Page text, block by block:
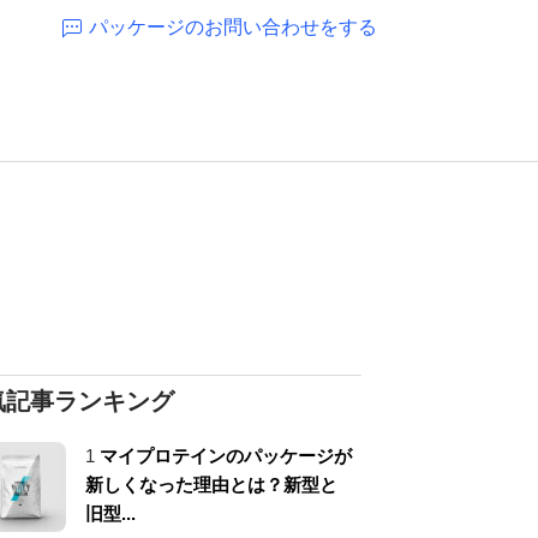
パッケージのお問い合わせをする
記事ランキング
1 マイプロテインのパッケージが
新しくなった理由とは？新型と
旧型...